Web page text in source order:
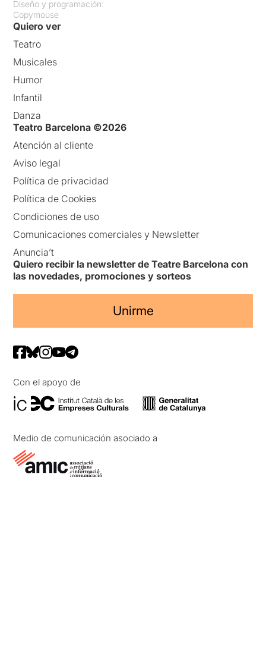
Diseño y programación:
Copymouse
Quiero ver
Teatro
Musicales
Humor
Infantil
Danza
Teatro Barcelona ©2026
Atención al cliente
Aviso legal
Política de privacidad
Política de Cookies
Condiciones de uso
Comunicaciones comerciales y Newsletter
Anuncia’t
Quiero recibir la newsletter de Teatre Barcelona con
las novedades, promociones y sorteos
Unirme
Con el apoyo de
Medio de comunicación asociado a